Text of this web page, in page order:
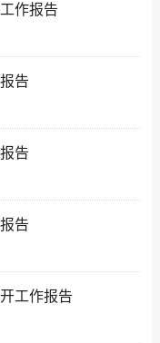
作报告
告
告
告
工作报告